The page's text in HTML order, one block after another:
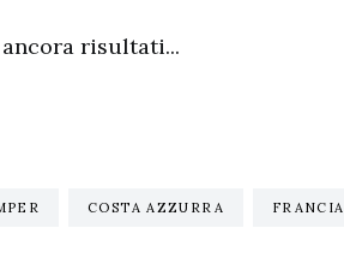
risultati...
COSTA AZZURRA FRANCIA